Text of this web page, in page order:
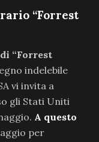
“Forrest
“Forrest
indelebile
vi invita a
gli Stati Uniti
A questo
per